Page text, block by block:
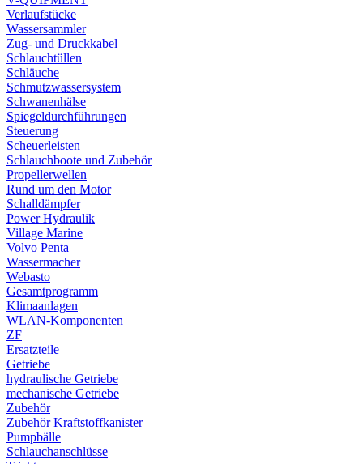
Verlaufstücke
Wassersammler
Zug- und Druckkabel
Schlauchtüllen
Schläuche
Schmutzwassersystem
Schwanenhälse
Spiegeldurchführungen
Steuerung
Scheuerleisten
Schlauchboote und Zubehör
Propellerwellen
Rund um den Motor
Schalldämpfer
Power Hydraulik
Village Marine
Volvo Penta
Wassermacher
Webasto
Gesamtprogramm
Klimaanlagen
WLAN-Komponenten
ZF
Ersatzteile
Getriebe
hydraulische Getriebe
mechanische Getriebe
Zubehör
Zubehör Kraftstoffkanister
Pumpbälle
Schlauchanschlüsse